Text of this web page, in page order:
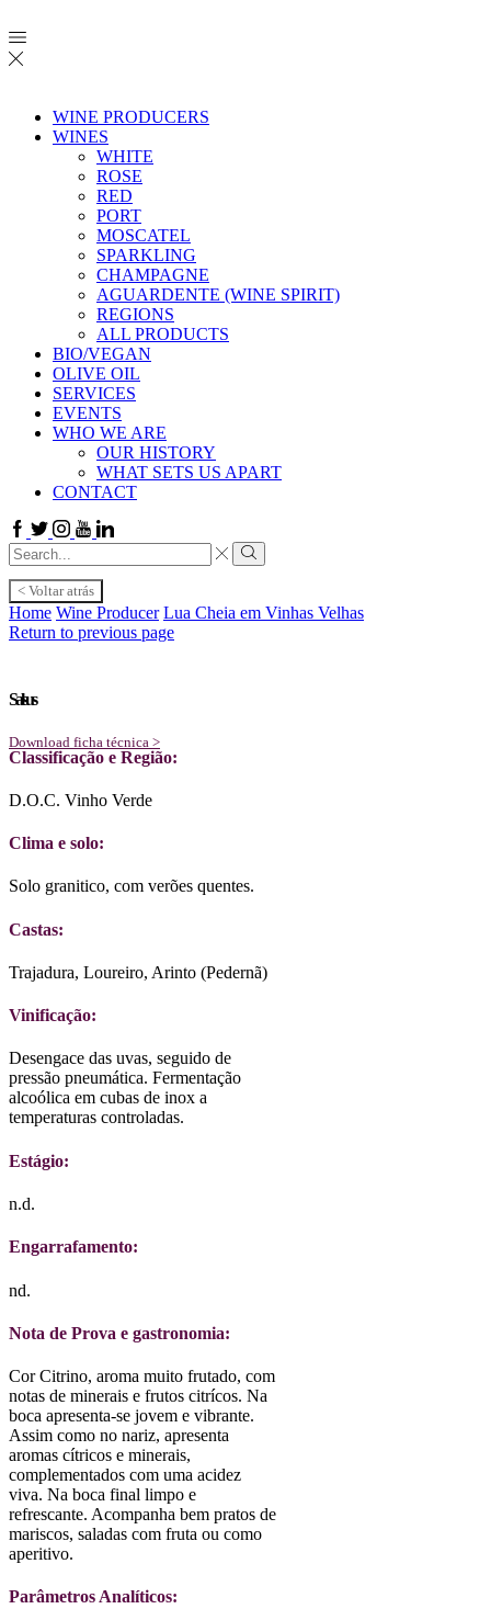
WINE PRODUCERS
WINES
WHITE
ROSE
RED
PORT
MOSCATEL
SPARKLING
CHAMPAGNE
AGUARDENTE (WINE SPIRIT)
REGIONS
ALL PRODUCTS
BIO/VEGAN
OLIVE OIL
SERVICES
EVENTS
WHO WE ARE
OUR HISTORY
WHAT SETS US APART
CONTACT
Facebook
TwitterInstagram
Youtube
Linkedin
Search
input
Search
< Voltar atrás
Home Wine Producer Lua Cheia em Vinhas Velhas
Return to previous page
Salsus
Download ficha técnica >
Classificação e Região:
D.O.C. Vinho Verde
Clima e solo:
Solo granitico, com verões quentes.
Castas:
Trajadura, Loureiro, Arinto (Pedernã)
Vinificação:
Desengace das uvas, seguido de
pressão pneumática. Fermentação
alcoólica em cubas de inox a
temperaturas controladas.
Estágio:
n.d.
Engarrafamento:
nd.
Nota de Prova e gastronomia:
Cor Citrino, aroma muito frutado, com
notas de minerais e frutos citrícos. Na
boca apresenta-se jovem e vibrante.
Assim como no nariz, apresenta
aromas cítricos e minerais,
complementados com uma acidez
viva. Na boca final limpo e
refrescante. Acompanha bem pratos de
mariscos, saladas com fruta ou como
aperitivo.
Parâmetros Analíticos: